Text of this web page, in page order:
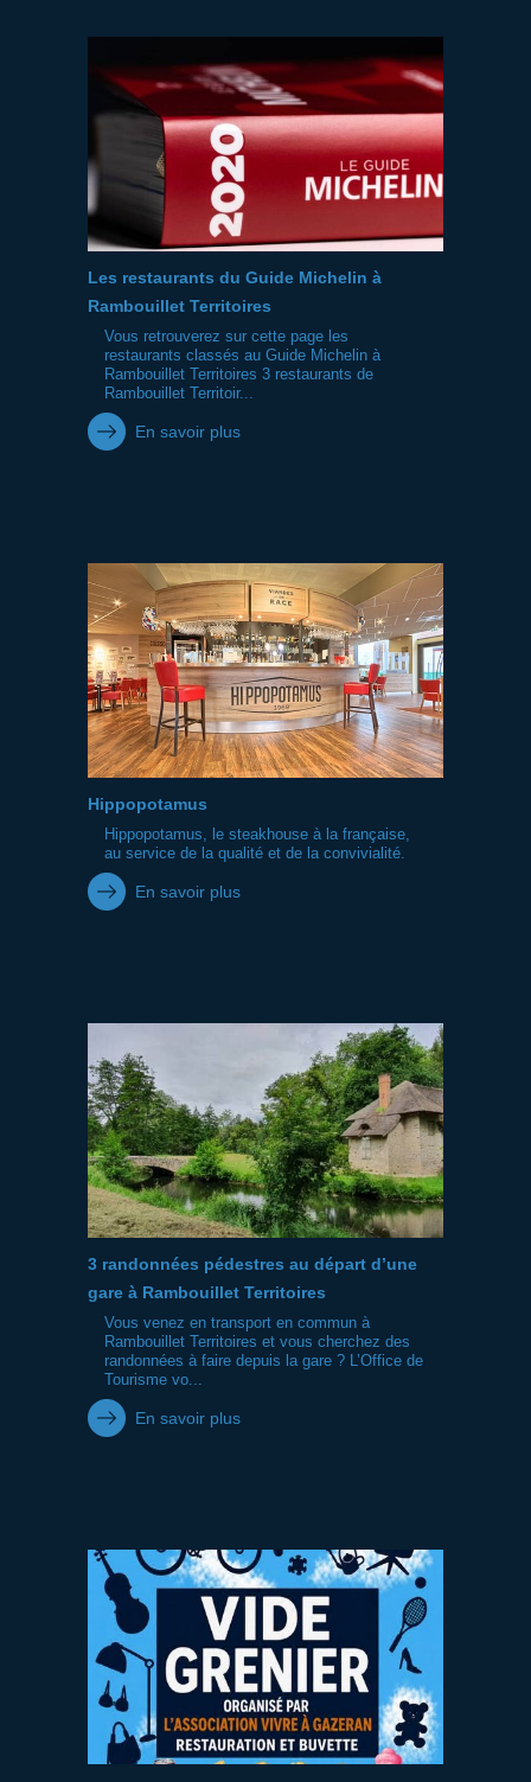
Les restaurants du Guide Michelin à
Rambouillet Territoires
Vous retrouverez sur cette page les
restaurants classés au Guide Michelin à
Rambouillet Territoires 3 restaurants de
Rambouillet Territoir...
En savoir plus
Hippopotamus
Hippopotamus, le steakhouse à la française,
au service de la qualité et de la convivialité.
En savoir plus
3 randonnées pédestres au départ d’une
gare à Rambouillet Territoires
Vous venez en transport en commun à
Rambouillet Territoires et vous cherchez des
randonnées à faire depuis la gare ? L’Office de
Tourisme vo...
En savoir plus